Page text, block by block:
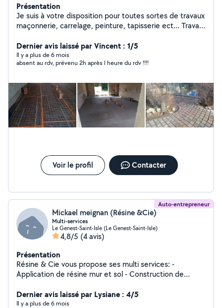
Présentation
Je suis à votre disposition pour toutes sortes de travaux
maçonnerie, carrelage, peinture, tapisserie ect... Travail
Dernier avis laissé par Vincent : 1/5
Il y a plus de 6 mois
absent au rdv, prévenu 2h après l heure du rdv !!!!
Voir le profil Contacter
Auto-entrepreneur
Mickael meignan (Résine &Cie)
Multi-services
Le Genest-Saint-Isle (Le Genest-Saint-Isle)
4,8/5 (4 avis)
Présentation
Résine & Cie vous propose ses multi services: -
Application de résine mur et sol - Construction de
lambris, bardage, ect... - Pose de clôtures souples ou
rigides - Pose de clôture bois - Montage de meuble -
Dernier avis laissé par Lysiane : 4/5
Il y a plus de 6 mois